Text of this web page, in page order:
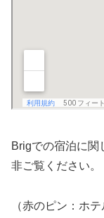
Brigでの宿泊に関
非ご覧ください。
（赤のピン：ホ